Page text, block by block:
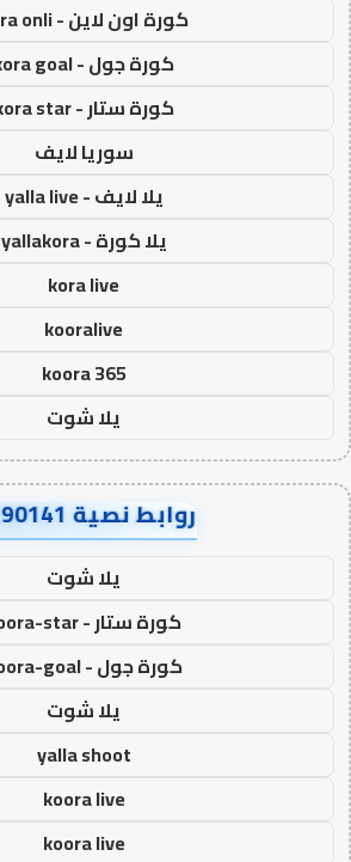
كورة اون لاين - kora onli
كورة جول - kora goal
كورة ستار - kora star
سوريا لايف
يلا لايف - yalla live
يلا كورة - yallakora
kora live
kooralive
koora 365
يلا شوت
روابط نصية AA90141
يلا شوت
كورة ستار - koora-star
كورة جول - koora-goal
يلا شوت
yalla shoot
koora live
koora live